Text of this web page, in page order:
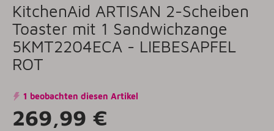
KitchenAid ARTISAN 2-Scheiben
Toaster mit 1 Sandwichzange
5KMT2204ECA - LIEBESAPFEL
ROT
1 beobachten diesen Artikel
269,99 €